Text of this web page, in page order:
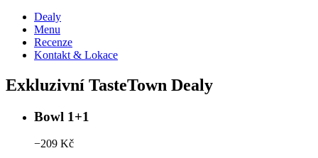
Dealy
Menu
Recenze
Kontakt & Lokace
Exkluzivní TasteTown Dealy
Bowl 1+1
−209 Kč